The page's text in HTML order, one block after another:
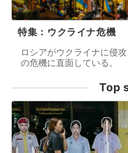
特集：ウクライナ危機
ロシアがウクライナに侵
の危機に直面している。
Top